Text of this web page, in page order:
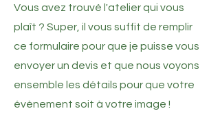
Vous avez trouvé l'atelier qui vous
plaît ? Super, il vous suffit de remplir
ce formulaire pour que je puisse vous
envoyer un devis et que nous voyons
ensemble les détails pour que votre
évènement soit à votre image !